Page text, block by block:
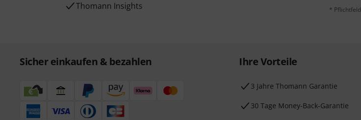
Thomann Insights
* Pflichtfeld
Sicher einkaufen & bezahlen Ihre Vorteile
3 Jahre Thomann Garantie
30 Tage Money-Back-Garantie